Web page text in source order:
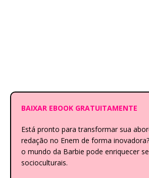
BAIXAR EBOOK GRATUITAMENTE
Está pronto para transformar sua
redação no Enem de forma
o mundo da Barbie pode enriquecer
socioculturais.